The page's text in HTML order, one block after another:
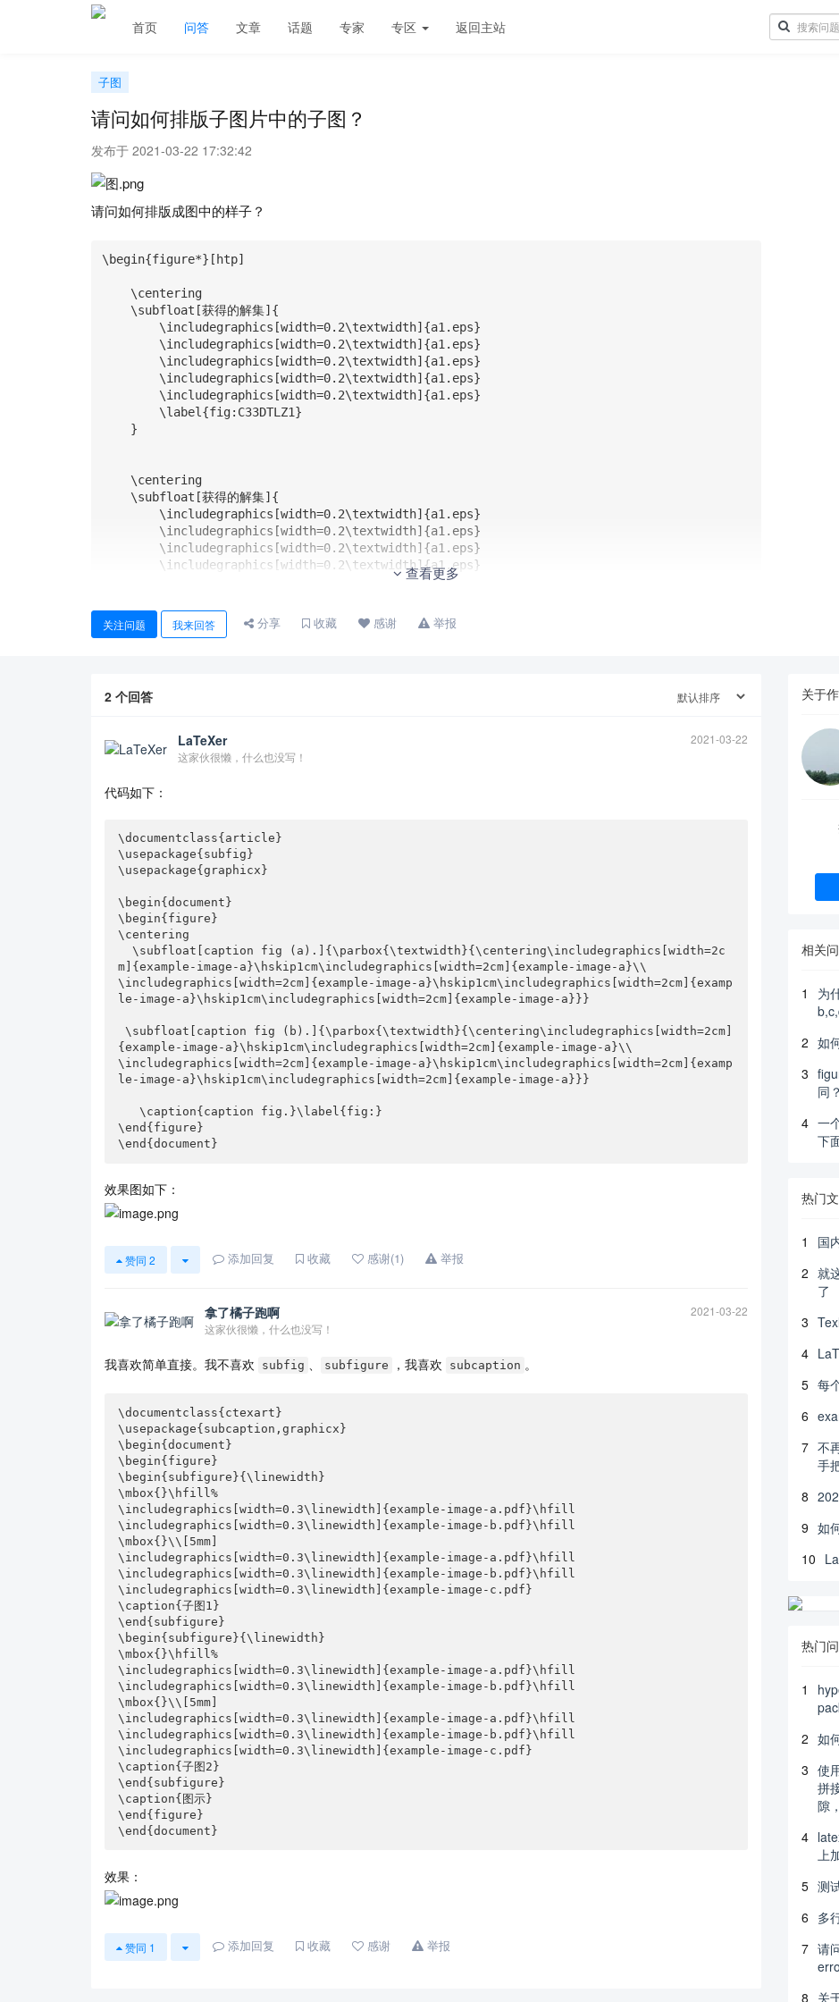
首页 问答 文章 话题 专家 专区 返回主站
子图
请问如何排版子图片中的子图？
发布于 2021-03-22 17:32:42
请问如何排版成图中的样子？
\begin{figure*}[htp]
        \includegraphics[width=0.2\textwidth]{a1.eps}
        \includegraphics[width=0.2\textwidth]{a1.eps}
    }
    ~\\~\\
    \label{fig:C3PF图形对比}
查看更多
关注问题 我来回答 分享 收藏 感谢 举报
2 个回答
LaTeXer
2021-03-22
这家伙很懒，什么也没写！
代码如下：
\documentclass{article}
\usepackage{subfig}
\usepackage{graphicx}
\begin{document}
\begin{figure}
\centering
  \subfloat[caption fig (a).]{\parbox{\textwidth}{\centering\includegraphics[width=2c
m]{example-image-a}\hskip1cm\includegraphics[width=2cm]{example-image-a}\\
\includegraphics[width=2cm]{example-image-a}\hskip1cm\includegraphics[width=2cm]{examp
le-image-a}\hskip1cm\includegraphics[width=2cm]{example-image-a}}}
\subfloat[caption fig (b).]{\parbox{\textwidth}{\centering\includegraphics[width=2cm]
{example-image-a}\hskip1cm\includegraphics[width=2cm]{example-image-a}\\
\includegraphics[width=2cm]{example-image-a}\hskip1cm\includegraphics[width=2cm]{examp
le-image-a}\hskip1cm\includegraphics[width=2cm]{example-image-a}}}
   \caption{caption fig.}\label{fig:}
\end{figure}
\end{document}
效果图如下：
赞同 2 添加回复 收藏 感谢(1) 举报
拿了橘子跑啊
2021-03-22
这家伙很懒，什么也没写！
我喜欢简单直接。我不喜欢 subfig 、 subfigure ，我喜欢 subcaption 。
\documentclass{ctexart}
\usepackage{subcaption,graphicx}
\begin{document}
\begin{figure}
\begin{subfigure}{\linewidth}
\mbox{}\hfill%
\includegraphics[width=0.3\linewidth]{example-image-a.pdf}\hfill
\includegraphics[width=0.3\linewidth]{example-image-b.pdf}\hfill
\mbox{}\\[5mm]
\includegraphics[width=0.3\linewidth]{example-image-a.pdf}\hfill
\includegraphics[width=0.3\linewidth]{example-image-b.pdf}\hfill
\includegraphics[width=0.3\linewidth]{example-image-c.pdf}
\caption{子图1}
\end{subfigure}
\begin{subfigure}{\linewidth}
\mbox{}\hfill%
\includegraphics[width=0.3\linewidth]{example-image-a.pdf}\hfill
\includegraphics[width=0.3\linewidth]{example-image-b.pdf}\hfill
\mbox{}\\[5mm]
\includegraphics[width=0.3\linewidth]{example-image-a.pdf}\hfill
\includegraphics[width=0.3\linewidth]{example-image-b.pdf}\hfill
\includegraphics[width=0.3\linewidth]{example-image-c.pdf}
\caption{子图2}
\end{subfigure}
\caption{图示}
\end{figure}
\end{document}
效果：
赞同 1 添加回复 收藏 感谢 举报
关于
相关
1
为
2 如
3
同？
4 一
下
热门
1
国
2 就
了
3
4
5 每
6
7 不
手
8
9 如
10
热门
1
2 如
3 使
拼
隙
4
上
5 测
6 多
7 请
8 关